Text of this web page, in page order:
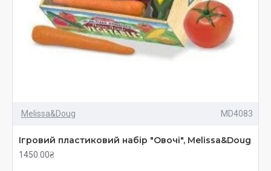
Melissa&Doug MD4083
Ігровий пластиковий набір "Овочі", Melissa&Doug
1450.00₴